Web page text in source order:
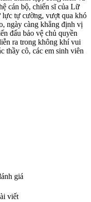
cán bộ, chiến sĩ của Lữ
lực tự cường, vượt qua khó
ngày càng khẳng định vị
đấu bảo vệ chủ quyền
ra trong không khí vui
thầy cô, các em sinh viên
giá
viết